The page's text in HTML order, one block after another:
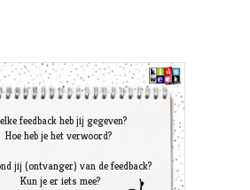
feedback heb jij gegeven?
Hoe heb je het verwoord?
jij (ontvanger) van de feedback?
Kun je er iets mee?